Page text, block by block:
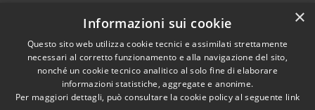
RSS
Accessibilità
Privacy
Cookie
Copyright © 2026 •
Comune di Sirmione •
Powered by
Municipium•
×
Informazioni sui cookie
Questo sito web utilizza cookie tecnici e assimilati strettamente
necessari al corretto funzionamento e alla navigazione del sito,
nonché un cookie tecnico analitico al solo fine di elaborare
informazioni statistiche, aggregate e anonime.
Per maggiori dettagli, può consultare la cookie policy al seguente link